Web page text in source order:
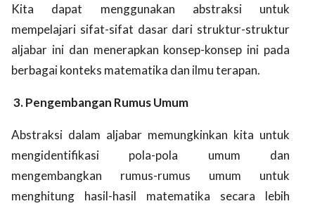
Kita dapat menggunakan abstraksi untuk
mempelajari sifat-sifat dasar dari struktur-struktur
aljabar ini dan menerapkan konsep-konsep ini pada
berbagai konteks matematika dan ilmu terapan.
3. Pengembangan Rumus Umum
Abstraksi dalam aljabar memungkinkan kita untuk
mengidentifikasi pola-pola umum dan
mengembangkan rumus-rumus umum untuk
menghitung hasil-hasil matematika secara lebih